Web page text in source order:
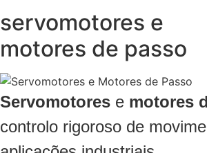
servomotores e
motores de passo
Servomotores e motores
controlo rigoroso de